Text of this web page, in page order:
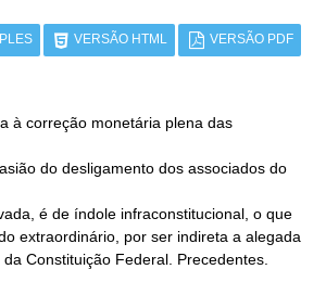
VERSÃO HTML VERSÃO PDF
à correção monetária plena das